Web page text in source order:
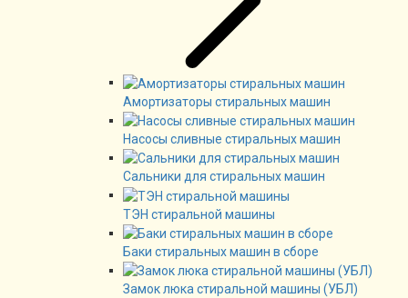
Амортизаторы стиральных машин
Насосы сливные стиральных машин
Сальники для стиральных машин
ТЭН стиральной машины
Баки стиральных машин в сборе
Замок люка стиральной машины (УБЛ)